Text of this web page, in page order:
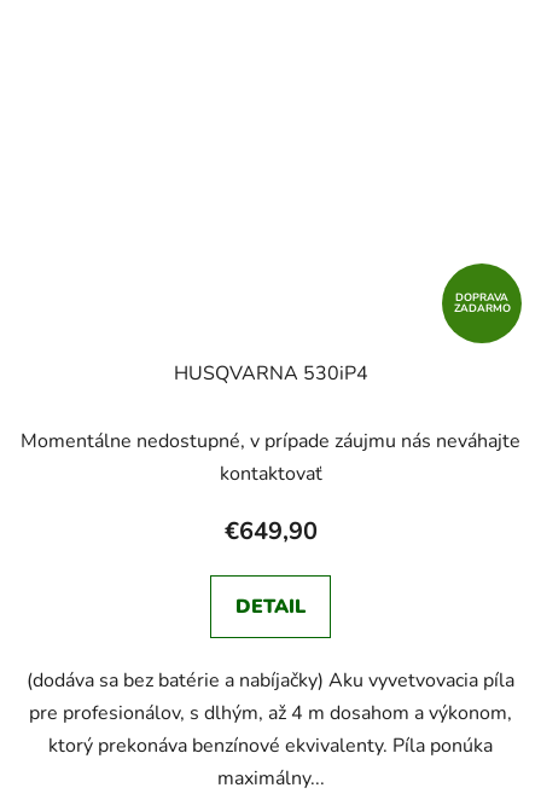
DOPRAVA
ZADARMO
HUSQVARNA 530iP4
Momentálne nedostupné, v prípade záujmu nás neváhajte
kontaktovať
€649,90
DETAIL
(dodáva sa bez batérie a nabíjačky) Aku vyvetvovacia píla
pre profesionálov, s dlhým, až 4 m dosahom a výkonom,
ktorý prekonáva benzínové ekvivalenty. Píla ponúka
maximálny...